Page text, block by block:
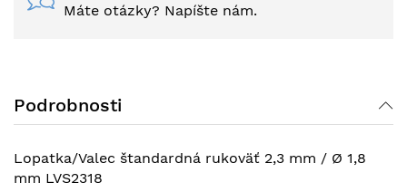
Máte otázky? Napíšte nám.
Podrobnosti
Lopatka/Valec štandardná rukoväť 2,3 mm / Ø 1,8
mm LVS2318